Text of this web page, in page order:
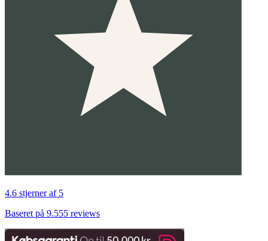
4.6 stjerner af 5
Baseret på 9.555 reviews